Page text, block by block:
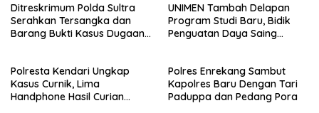
Ditreskrimum Polda Sultra
Serahkan Tersangka dan
Barang Bukti Kasus Dugaan
Kejaksaan
UNIMEN Tambah Delapan
Program Studi Baru, Bidik
Penguatan Daya Saing
Polresta Kendari Ungkap
Kasus Curnik, Lima
Handphone Hasil Curian
Polres Enrekang Sambut
Kapolres Baru Dengan Tari
Paduppa dan Pedang Pora